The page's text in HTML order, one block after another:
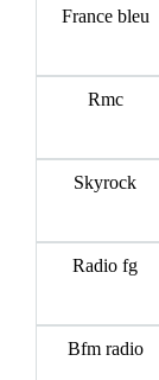
France bleu
Rmc
Skyrock
Radio fg
Bfm radio